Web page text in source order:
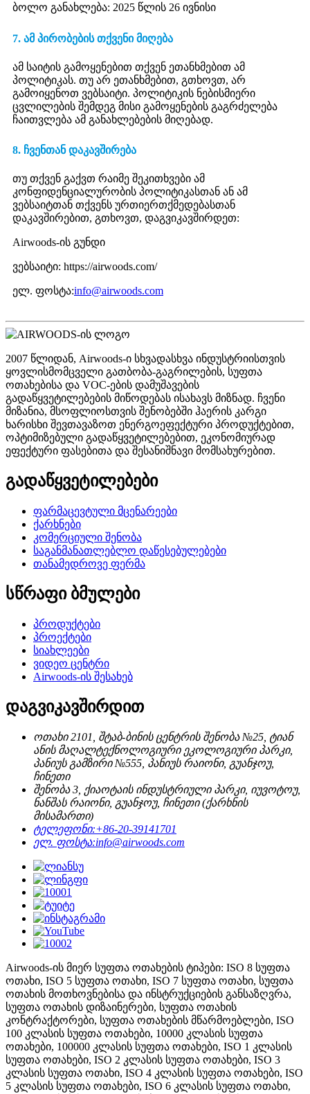
ბოლო განახლება: 2025 წლის 26 ივნისი
7. ამ პირობების თქვენი მიღება
ამ საიტის გამოყენებით თქვენ ეთანხმებით ამ
პოლიტიკას. თუ არ ეთანხმებით, გთხოვთ, არ
გამოიყენოთ ვებსაიტი. პოლიტიკის ნებისმიერი
ცვლილების შემდეგ მისი გამოყენების გაგრძელება
ჩაითვლება ამ განახლებების მიღებად.
8. ჩვენთან დაკავშირება
თუ თქვენ გაქვთ რაიმე შეკითხვები ამ
კონფიდენციალურობის პოლიტიკასთან ან ამ
ვებსაიტთან თქვენს ურთიერთქმედებასთან
დაკავშირებით, გთხოვთ, დაგვიკავშირდეთ:
Airwoods-ის გუნდი
ვებსაიტი: https://airwoods.com/
ელ. ფოსტა:info@airwoods.com
2007 წლიდან, Airwoods-ი სხვადასხვა ინდუსტრიისთვის
ყოვლისმომცველი გათბობა-გაგრილების, სუფთა
ოთახებისა და VOC-ების დამუშავების
გადაწყვეტილებების მიწოდებას ისახავს მიზნად. ჩვენი
მიზანია, მსოფლიოსთვის შენობებში ჰაერის კარგი
ხარისხი შევთავაზოთ ენერგოეფექტური პროდუქტებით,
ოპტიმიზებული გადაწყვეტილებებით, ეკონომიურად
ეფექტური ფასებითა და შესანიშნავი მომსახურებით.
გადაწყვეტილებები
ფარმაცევტული მცენარეები
ქარხნები
კომერციული შენობა
საგანმანათლებლო დაწესებულებები
თანამედროვე ფერმა
სწრაფი ბმულები
პროდუქტები
პროექტები
სიახლეები
ვიდეო ცენტრი
Airwoods-ის შესახებ
დაგვიკავშირდით
ოთახი 2101, შტაბ-ბინის ცენტრის შენობა №25, ტიან
ანის მაღალტექნოლოგიური ეკოლოგიური პარკი,
პანიუს გამზირი №555, პანიუს რაიონი, გუანჯოუ,
ჩინეთი
შენობა 3, ქიაოტაის ინდუსტრიული პარკი, იუვოტოუ,
ნანშას რაიონი, გუანჯოუ, ჩინეთი (ქარხნის
მისამართი)
ტელეფონი:+86-20-39141701
ელ. ფოსტა:info@airwoods.com
Airwoods-ის მიერ სუფთა ოთახების ტიპები: ISO 8 სუფთა
ოთახი, ISO 5 სუფთა ოთახი, ISO 7 სუფთა ოთახი, სუფთა
ოთახის მოთხოვნებისა და ინსტრუქციების განსაზღვრა,
სუფთა ოთახის დიზაინერები, სუფთა ოთახის
კონტრაქტორები, სუფთა ოთახების მწარმოებლები, ISO
100 კლასის სუფთა ოთახები, 10000 კლასის სუფთა
ოთახები, 100000 კლასის სუფთა ოთახები, ISO 1 კლასის
სუფთა ოთახები, ISO 2 კლასის სუფთა ოთახები, ISO 3
კლასის სუფთა ოთახი, ISO 4 კლასის სუფთა ოთახები, ISO
5 კლასის სუფთა ოთახები, ISO 6 კლასის სუფთა ოთახი,